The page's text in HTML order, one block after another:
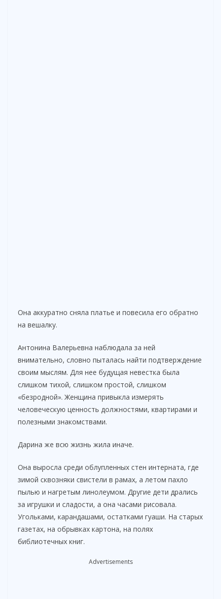
Она аккуратно сняла платье и повесила его обратно
на вешалку.
Антонина Валерьевна наблюдала за ней
внимательно, словно пыталась найти подтверждение
своим мыслям. Для нее будущая невестка была
слишком тихой, слишком простой, слишком
«безродной». Женщина привыкла измерять
человеческую ценность должностями, квартирами и
полезными знакомствами.
Дарина же всю жизнь жила иначе.
Она выросла среди облупленных стен интерната, где
зимой сквозняки свистели в рамах, а летом пахло
пылью и нагретым линолеумом. Другие дети дрались
за игрушки и сладости, а она часами рисовала.
Угольками, карандашами, остатками гуаши. На старых
газетах, на обрывках картона, на полях
библиотечных книг.
Advertisements